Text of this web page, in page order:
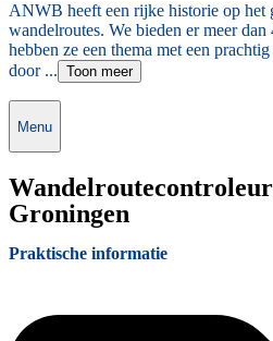
ANWB heeft een rijke historie op het
wandelroutes. We bieden er meer dan
hebben ze een thema met een
door ... Toon meer
Menu
Groningen
Praktische informatie